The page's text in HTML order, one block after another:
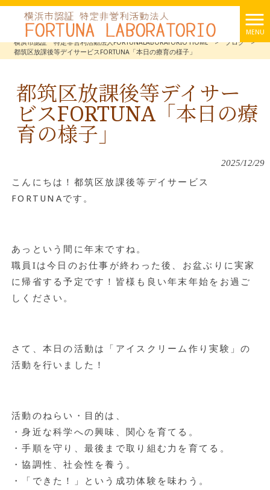
MENU
横浜市認証 特定非営利活動法人FORTUNALABORATORIO HOME
> ブログ
>
都筑区放課後等デイサービスFORTUNA「本日の療育の様子」
都筑区放課後等デイサー
ビスFORTUNA「本日の療
育の様子」
2025/12/29
こんにちは！都筑区放課後等デイサービス
FORTUNAです。
あっという間に年末ですね。
職員Iは今日のお仕事が終わった後、お盆ぶりに実家
に帰省する予定です！皆様も良い年末年始をお過ご
しください。
さて、本日の活動は「アイスクリーム作り実験」の
活動を行いました！
活動のねらい・目的は、
・身近な科学への興味、関心を育てる。
・手順を守り、最後まで取り組む力を育てる。
・協調性、社会性を養う。
・「できた！」という成功体験を味わう。